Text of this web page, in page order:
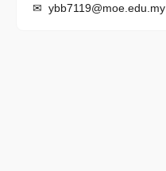
ybb7119@moe.edu.my